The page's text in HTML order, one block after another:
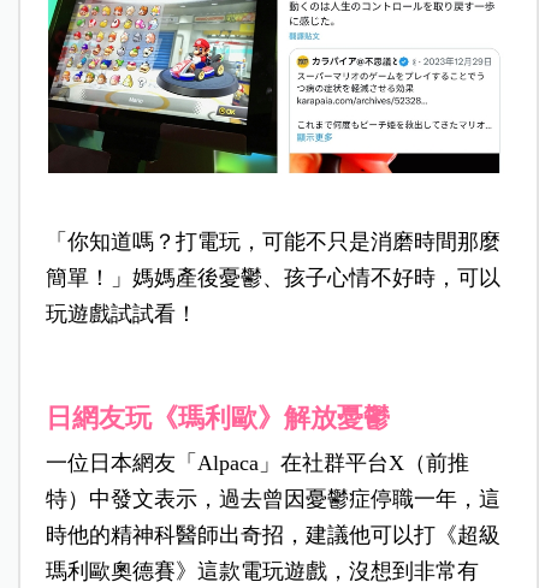
「你知道嗎？打電玩，可能不只是消磨時間那麼
簡單！」媽媽產後憂鬱、孩子心情不好時，可以
玩遊戲試試看！
日網友玩《瑪利歐》解放憂鬱
一位日本網友「Alpaca」在社群平台X（前推
特）中發文表示，過去曾因憂鬱症停職一年，這
時他的精神科醫師出奇招，建議他可以打《超級
瑪利歐奧德賽》這款電玩遊戲，沒想到非常有